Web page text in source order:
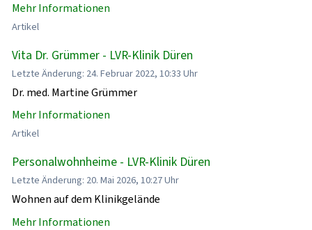
Mehr Informationen
Artikel
Vita Dr. Grümmer - LVR-Klinik Düren
Letzte Änderung: 24. Februar 2022, 10:33 Uhr
Dr. med. Martine Grümmer
Mehr Informationen
Artikel
Personalwohnheime - LVR-Klinik Düren
Letzte Änderung: 20. Mai 2026, 10:27 Uhr
Wohnen auf dem Klinikgelände
Mehr Informationen